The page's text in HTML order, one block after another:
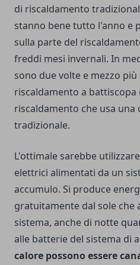
di riscaldamento
stanno bene tutto l'anno e
sulla parte del
freddi mesi invernali. In
sono due volte e mezzo
riscaldamento a battiscopa
riscaldamento che usa una
tradizionale.
L'ottimale sarebbe
elettrici alimentati da un
accumulo. Si produce
gratuitamente dal sole che
sistema, anche di notte
alle batterie del sistema di
calore possono essere